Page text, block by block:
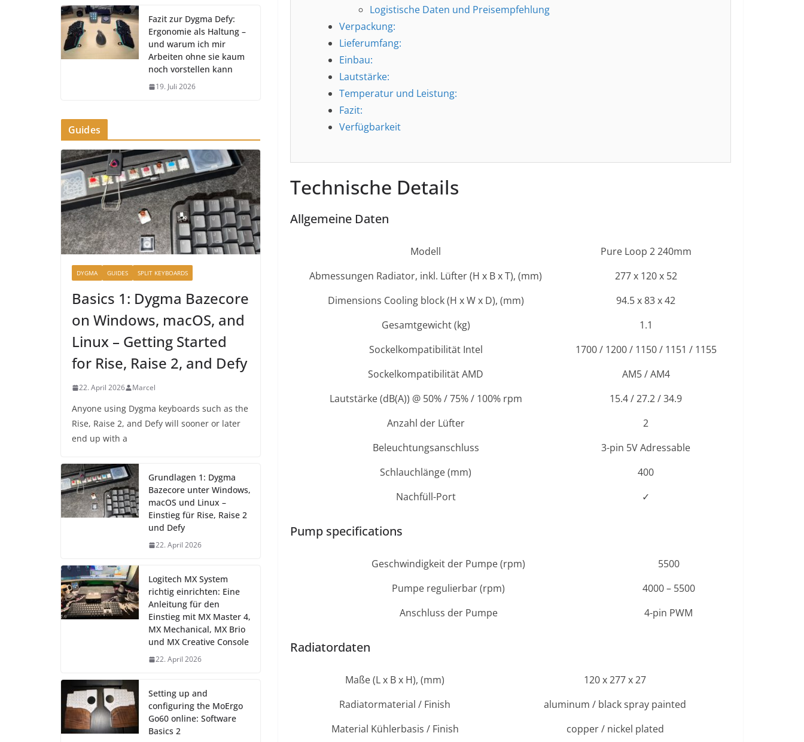
Logistische Daten und Preisempfehlung
Verpackung:
Lieferumfang:
Einbau:
Lautstärke:
Temperatur und Leistung:
Fazit:
Verfügbarkeit
Technische Details
Allgemeine Daten
Modell
Pure Loop 2 240mm
Abmessungen Radiator, inkl. Lüfter (H x B x T), (mm)
277 x 120 x 52
Dimensions Cooling block (H x W x D), (mm)
94.5 x 83 x 42
Gesamtgewicht (kg)
1.1
Sockelkompatibilität Intel
1700 / 1200 / 1150 / 1151 / 1155
Sockelkompatibilität AMD
AM5 / AM4
Lautstärke (dB(A)) @ 50% / 75% / 100% rpm
15.4 / 27.2 / 34.9
Anzahl der Lüfter
2
Beleuchtungsanschluss
3-pin 5V Adressable
Schlauchlänge (mm)
400
Nachfüll-Port
✓
Pump specifications
Geschwindigkeit der Pumpe (rpm)
5500
Pumpe regulierbar (rpm)
4000 – 5500
Anschluss der Pumpe
4-pin PWM
Radiatordaten
Maße (L x B x H), (mm)
120 x 277 x 27
Radiatormaterial / Finish
aluminum / black spray painted
Material Kühlerbasis / Finish
copper / nickel plated
Fazit zur Dygma Defy:
Ergonomie als Haltung –
und warum ich mir
Arbeiten ohne sie kaum
noch vorstellen kann
19. Juli 2026
Guides
DYGMA GUIDES SPLIT KEYBOARDS
Basics 1: Dygma Bazecore
on Windows, macOS, and
Linux – Getting Started
for Rise, Raise 2, and Defy
22. April 2026 Marcel
Anyone using Dygma keyboards such as the
Rise, Raise 2, and Defy will sooner or later
end up with a
Grundlagen 1: Dygma
Bazecore unter Windows,
macOS und Linux –
Einstieg für Rise, Raise 2
und Defy
22. April 2026
Logitech MX System
richtig einrichten: Eine
Anleitung für den
Einstieg mit MX Master 4,
MX Mechanical, MX Brio
und MX Creative Console
22. April 2026
Setting up and
configuring the MoErgo
Go60 online: Software
Basics 2